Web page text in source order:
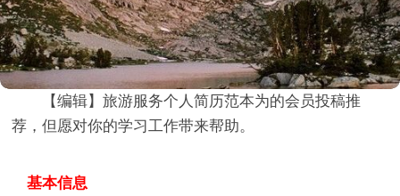
【编辑】旅游服务个人简历范本为的会员投稿推
荐，但愿对你的学习工作带来帮助。
基本信息